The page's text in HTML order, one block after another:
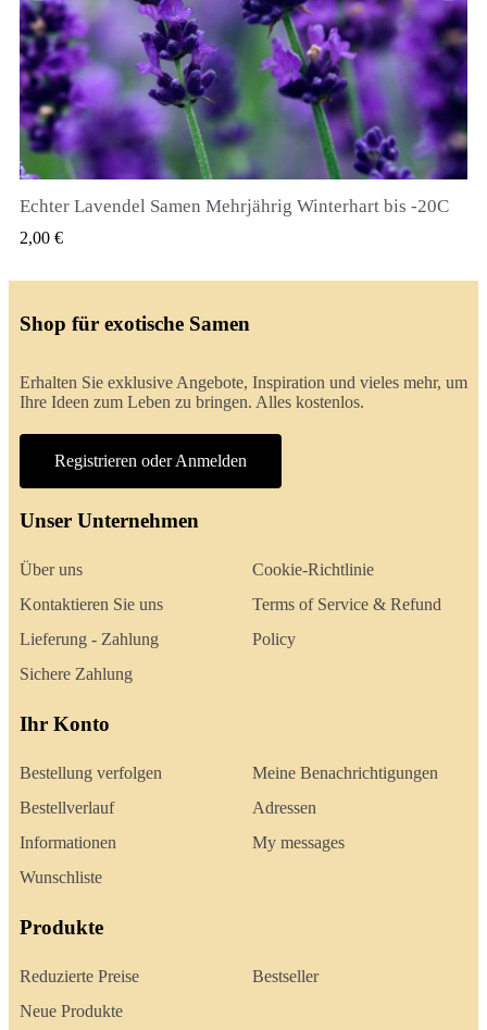
QUICK VIEW
Echter Lavendel Samen Mehrjährig Winterhart bis -20C
2,00 €
Shop für exotische Samen
Erhalten Sie exklusive Angebote, Inspiration und vieles mehr, um
Ihre Ideen zum Leben zu bringen. Alles kostenlos.
Registrieren oder Anmelden
Unser Unternehmen
Über uns
Kontaktieren Sie uns
Lieferung - Zahlung
Sichere Zahlung
Cookie-Richtlinie
Terms of Service & Refund
Policy
Ihr Konto
Bestellung verfolgen
Bestellverlauf
Informationen
Wunschliste
Meine Benachrichtigungen
Adressen
My messages
Produkte
Reduzierte Preise
Neue Produkte
Bestseller